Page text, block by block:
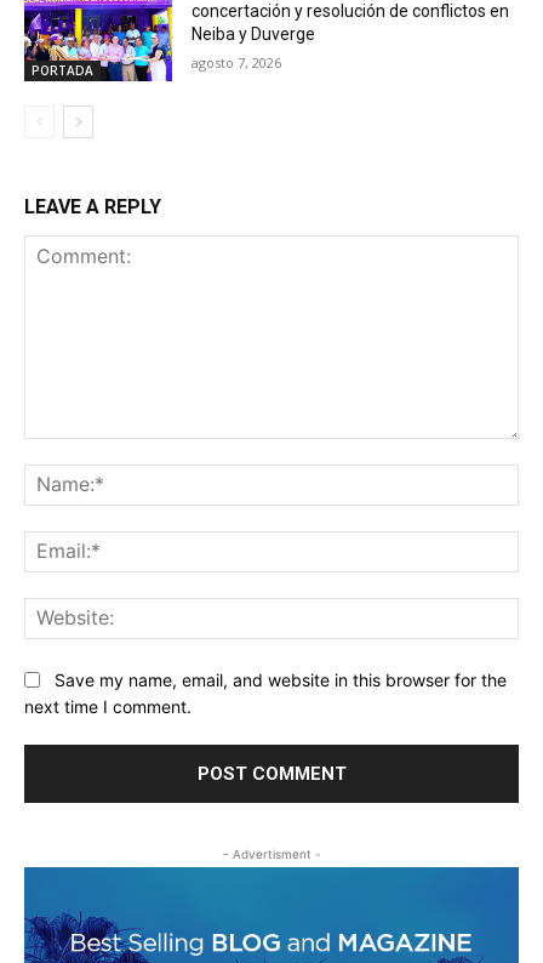
PORTADA
concertación y resolución de conflictos en
Neiba y Duverge
agosto 7, 2026
LEAVE A REPLY
Save my name, email, and website in this browser for the
next time I comment.
- Advertisment -